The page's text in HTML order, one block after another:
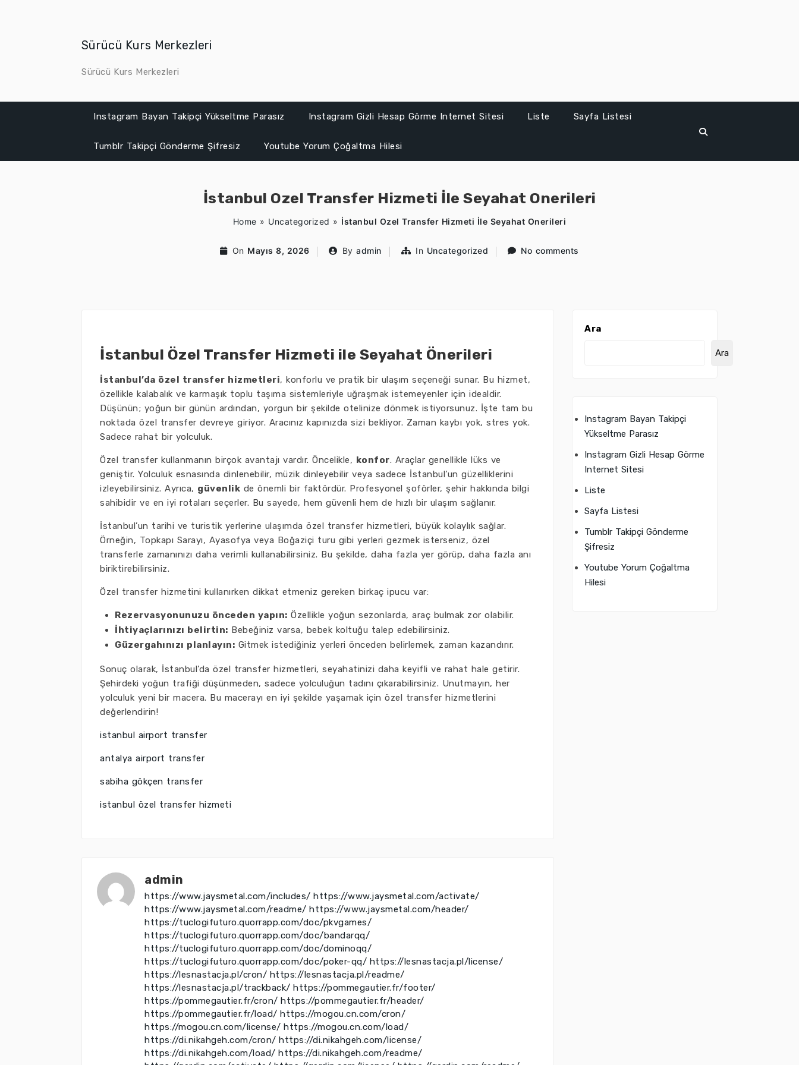
Sürücü Kurs Merkezleri
Sürücü Kurs Merkezleri
Instagram Bayan Takipçi Yükseltme Parasız Instagram Gizli Hesap Görme Internet Sitesi Liste Sayfa Listesi
Tumblr Takipçi Gönderme Şifresiz Youtube Yorum Çoğaltma Hilesi
İstanbul Ozel Transfer Hizmeti İle Seyahat Onerileri
Home » Uncategorized » İstanbul Ozel Transfer Hizmeti İle Seyahat Onerileri
On Mayıs 8, 2026 By admin In Uncategorized No comments
İstanbul Özel Transfer Hizmeti ile Seyahat Önerileri
İstanbul’da özel transfer hizmetleri, konforlu ve pratik bir ulaşım seçeneği sunar. Bu hizmet,
özellikle kalabalık ve karmaşık toplu taşıma sistemleriyle uğraşmak istemeyenler için idealdir.
Düşünün; yoğun bir günün ardından, yorgun bir şekilde otelinize dönmek istiyorsunuz. İşte tam bu
noktada özel transfer devreye giriyor. Aracınız kapınızda sizi bekliyor. Zaman kaybı yok, stres yok.
Sadece rahat bir yolculuk.
Özel transfer kullanmanın birçok avantajı vardır. Öncelikle, konfor. Araçlar genellikle lüks ve
geniştir. Yolculuk esnasında dinlenebilir, müzik dinleyebilir veya sadece İstanbul’un güzelliklerini
izleyebilirsiniz. Ayrıca, güvenlik de önemli bir faktördür. Profesyonel şoförler, şehir hakkında bilgi
sahibidir ve en iyi rotaları seçerler. Bu sayede, hem güvenli hem de hızlı bir ulaşım sağlanır.
İstanbul’un tarihi ve turistik yerlerine ulaşımda özel transfer hizmetleri, büyük kolaylık sağlar.
Örneğin, Topkapı Sarayı, Ayasofya veya Boğaziçi turu gibi yerleri gezmek isterseniz, özel
transferle zamanınızı daha verimli kullanabilirsiniz. Bu şekilde, daha fazla yer görüp, daha fazla anı
biriktirebilirsiniz.
Özel transfer hizmetini kullanırken dikkat etmeniz gereken birkaç ipucu var:
Rezervasyonunuzu önceden yapın: Özellikle yoğun sezonlarda, araç bulmak zor olabilir.
İhtiyaçlarınızı belirtin: Bebeğiniz varsa, bebek koltuğu talep edebilirsiniz.
Güzergahınızı planlayın: Gitmek istediğiniz yerleri önceden belirlemek, zaman kazandırır.
Sonuç olarak, İstanbul’da özel transfer hizmetleri, seyahatinizi daha keyifli ve rahat hale getirir.
Şehirdeki yoğun trafiği düşünmeden, sadece yolculuğun tadını çıkarabilirsiniz. Unutmayın, her
yolculuk yeni bir macera. Bu macerayı en iyi şekilde yaşamak için özel transfer hizmetlerini
değerlendirin!
istanbul airport transfer
antalya airport transfer
sabiha gökçen transfer
istanbul özel transfer hizmeti
admin
https://www.jaysmetal.com/includes/ https://www.jaysmetal.com/activate/
https://www.jaysmetal.com/readme/ https://www.jaysmetal.com/header/
https://tuclogifuturo.quorrapp.com/doc/pkvgames/
https://tuclogifuturo.quorrapp.com/doc/bandarqq/
https://tuclogifuturo.quorrapp.com/doc/dominoqq/
https://tuclogifuturo.quorrapp.com/doc/poker-qq/ https://lesnastacja.pl/license/
https://lesnastacja.pl/cron/ https://lesnastacja.pl/readme/
https://lesnastacja.pl/trackback/ https://pommegautier.fr/footer/
https://pommegautier.fr/cron/ https://pommegautier.fr/header/
https://pommegautier.fr/load/ https://mogou.cn.com/cron/
https://mogou.cn.com/license/ https://mogou.cn.com/load/
https://di.nikahgeh.com/cron/ https://di.nikahgeh.com/license/
https://di.nikahgeh.com/load/ https://di.nikahgeh.com/readme/
Ara
Ara
Instagram Bayan Takipçi
Yükseltme Parasız
Instagram Gizli Hesap Görme
Internet Sitesi
Liste
Sayfa Listesi
Tumblr Takipçi Gönderme
Şifresiz
Youtube Yorum Çoğaltma
Hilesi